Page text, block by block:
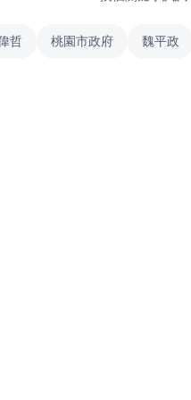
哲 桃園市政府 魏平政